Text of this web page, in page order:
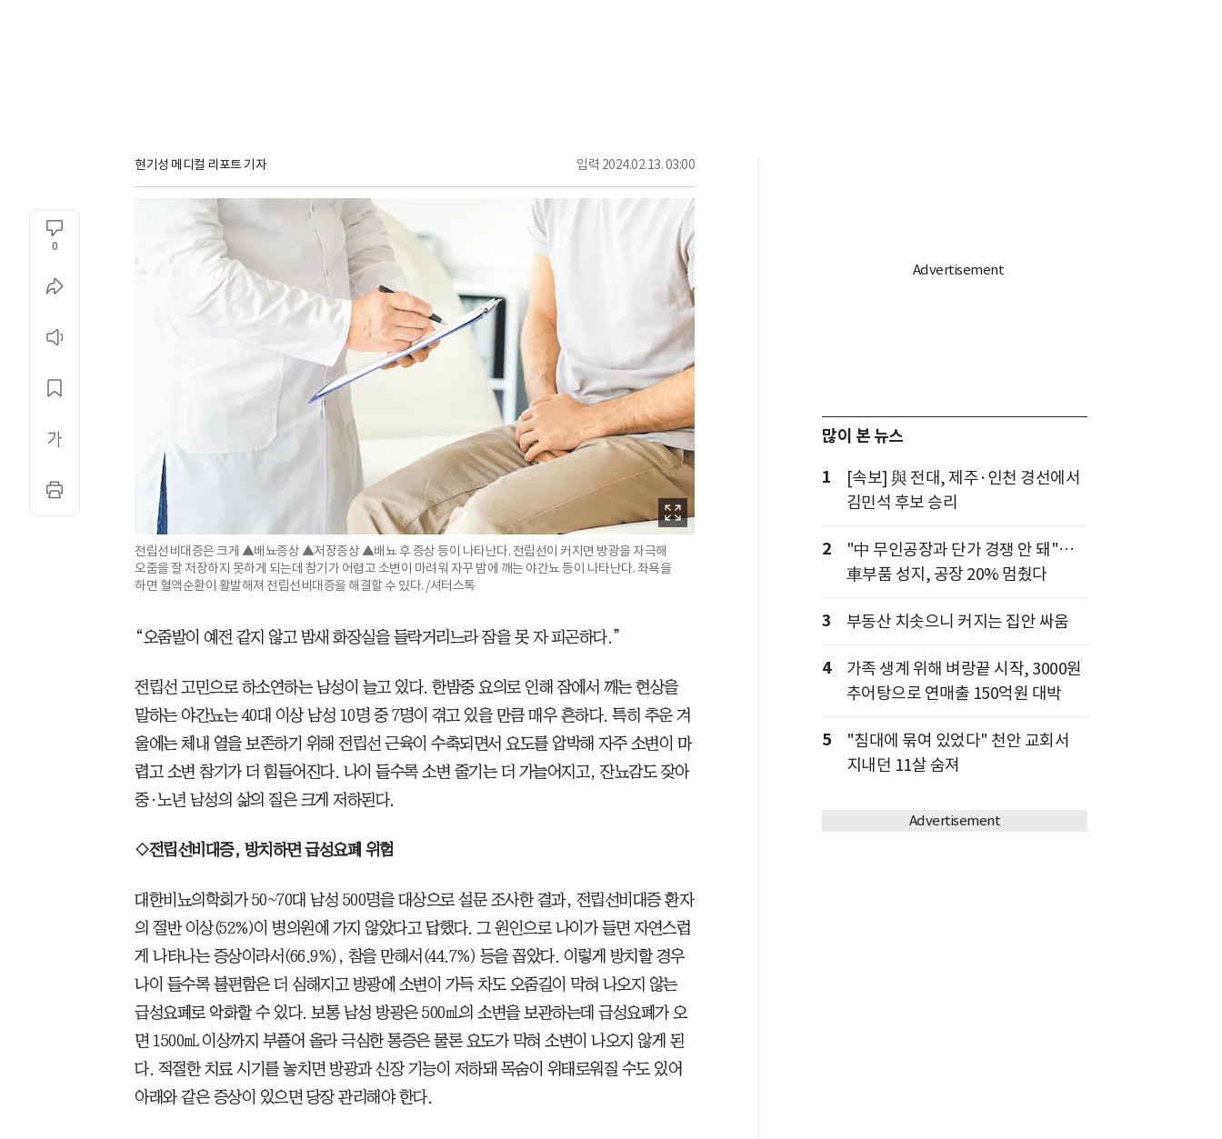
현기성 메디컬 리포트 기자 입력 2024.02.13. 03:00
0
전립선비대증은 크게 ▲배뇨증상 ▲저장증상 ▲배뇨 후 증상 등이 나타난다. 전립선이 커지면 방광을 자극해
오줌을 잘 저장하지 못하게 되는데 참기가 어렵고 소변이 마려워 자꾸 밤에 깨는 야간뇨 등이 나타난다. 좌욕을
하면 혈액순환이 활발해져 전립선비대증을 해결할 수 있다. /셔터스톡
“오줌발이 예전 같지 않고 밤새 화장실을 들락거리느라 잠을 못 자 피곤하다.”
전립선 고민으로 하소연하는 남성이 늘고 있다. 한밤중 요의로 인해 잠에서 깨는 현상을
말하는 야간뇨는 40대 이상 남성 10명 중 7명이 겪고 있을 만큼 매우 흔하다. 특히 추운 겨
울에는 체내 열을 보존하기 위해 전립선 근육이 수축되면서 요도를 압박해 자주 소변이 마
렵고 소변 참기가 더 힘들어진다. 나이 들수록 소변 줄기는 더 가늘어지고, 잔뇨감도 잦아
중·노년 남성의 삶의 질은 크게 저하된다.
◇전립선비대증, 방치하면 급성요폐 위험
대한비뇨의학회가 50~70대 남성 500명을 대상으로 설문 조사한 결과, 전립선비대증 환자
의 절반 이상(52%)이 병의원에 가지 않았다고 답했다. 그 원인으로 나이가 들면 자연스럽
게 나타나는 증상이라서(66.9%), 참을 만해서(44.7%) 등을 꼽았다. 이렇게 방치할 경우
나이 들수록 불편함은 더 심해지고 방광에 소변이 가득 차도 오줌길이 막혀 나오지 않는
급성요폐로 악화할 수 있다. 보통 남성 방광은 500㎖의 소변을 보관하는데 급성요폐가 오
면 1500㎖ 이상까지 부풀어 올라 극심한 통증은 물론 요도가 막혀 소변이 나오지 않게 된
다. 적절한 치료 시기를 놓치면 방광과 신장 기능이 저하돼 목숨이 위태로워질 수도 있어
아래와 같은 증상이 있으면 당장 관리해야 한다.
많이 본 뉴스
1
[속보] 與 전대, 제주·인천 경선에서
김민석 후보 승리
2
"中 무인공장과 단가 경쟁 안 돼"…
車부품 성지, 공장 20% 멈췄다
3 부동산 치솟으니 커지는 집안 싸움
4
가족 생계 위해 벼랑끝 시작, 3000원
추어탕으로 연매출 150억원 대박
5
"침대에 묶여 있었다" 천안 교회서
지내던 11살 숨져